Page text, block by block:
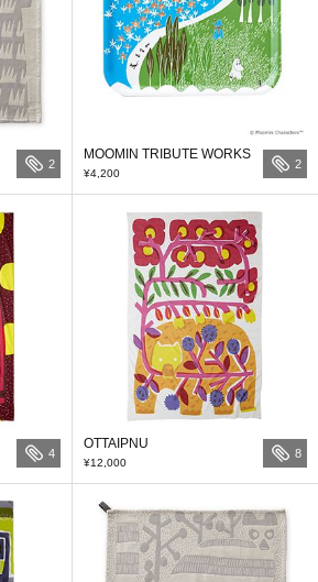
2
MOOMIN TRIBUTE WORKS
¥4,200
2
4
OTTAIPNU
¥12,000
8